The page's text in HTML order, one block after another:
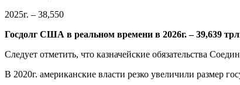
2025г. – 38,550
Госдолг США в реальном времени в 2026г. – 39,639
Следует отметить, что казначейские обязательства
В 2020г. американские власти резко увеличили размер